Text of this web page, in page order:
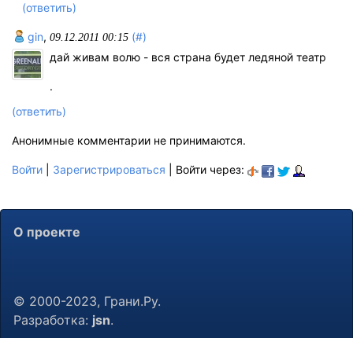
(ответить)
gin, 09.12.2011 00:15 (#)
дай живам волю - вся страна будет ледяной театр
.
(ответить)
Анонимные комментарии не принимаются.
Войти Зарегистрироваться | Войти через:
О проекте
© 2000-2023, Грани.Ру.
Разработка: jsn.